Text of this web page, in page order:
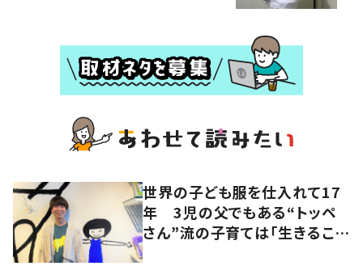
世界の子ども服を仕入れて17
年 3児の父でもある“トッペ
さん”流の子育ては「生きること